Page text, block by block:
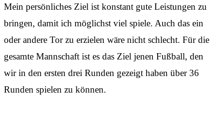
Mein persönliches Ziel ist konstant gute Leistungen zu
bringen, damit ich möglichst viel spiele. Auch das ein
oder andere Tor zu erzielen wäre nicht schlecht. Für die
gesamte Mannschaft ist es das Ziel jenen Fußball, den
wir in den ersten drei Runden gezeigt haben über 36
Runden spielen zu können.